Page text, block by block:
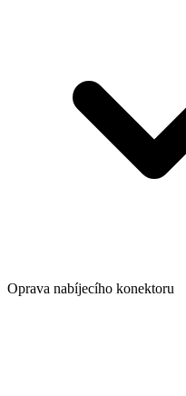
Oprava nabíjecího konektoru